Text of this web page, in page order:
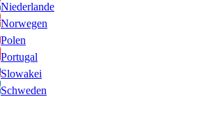
Niederlande
Norwegen
Polen
Portugal
Slowakei
Schweden